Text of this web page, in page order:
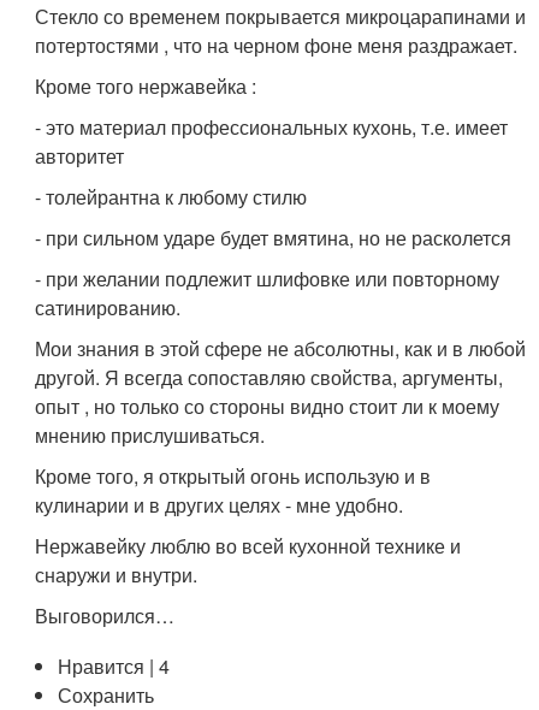
Стекло со временем покрывается микроцарапинами и
потертостями , что на черном фоне меня раздражает.
Кроме того нержавейка :
- это материал профессиональных кухонь, т.е. имеет
авторитет
- толейрантна к любому стилю
- при сильном ударе будет вмятина, но не расколется
- при желании подлежит шлифовке или повторному
сатинированию.
Мои знания в этой сфере не абсолютны, как и в любой
другой. Я всегда сопоставляю свойства, аргументы,
опыт , но только со стороны видно стоит ли к моему
мнению прислушиваться.
Кроме того, я открытый огонь использую и в
кулинарии и в других целях - мне удобно.
Нержавейку люблю во всей кухонной технике и
снаружи и внутри.
Выговорился…
Нравится | 4
Сохранить